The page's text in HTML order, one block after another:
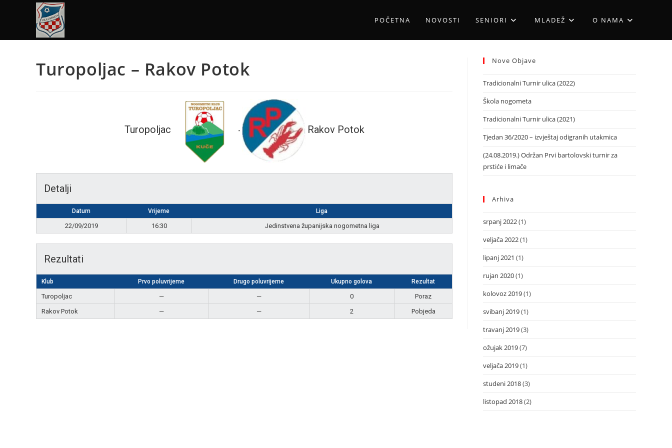
POČETNA NOVOSTI SENIORI MLADEŽ O NAMA
Turopoljac – Rakov Potok
Turopoljac - Rakov Potok
Detalji
Datum Vrijeme Liga
22/09/2019 16:30 Jedinstvena županijska nogometna liga
Rezultati
Klub Prvo poluvrijeme Drugo poluvrijeme Ukupno golova Rezultat
Turopoljac — — 0
Poraz
Rakov Potok
— — 2 Pobjeda
Nove Objave
Tradicionalni Turnir ulica (2022)
Škola nogometa
Tradicionalni Turnir ulica (2021)
Tjedan 36/2020 – izvještaj odigranih utakmica
(24.08.2019.) Održan Prvi bartolovski turnir za
prstiće i limače
Arhiva
srpanj 2022(1)
veljača 2022(1)
lipanj 2021 (1)
rujan 2020(1)
kolovoz 2019(1)
svibanj 2019(1)
travanj 2019(3)
ožujak 2019(7)
veljača 2019(1)
studeni 2018(3)
listopad 2018(2)